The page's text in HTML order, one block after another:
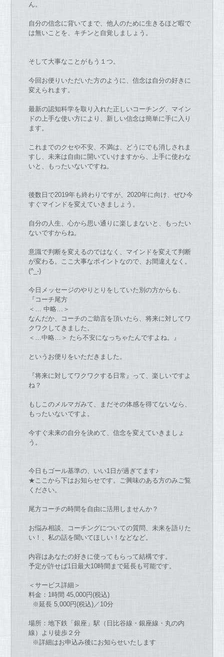
ん。
自分の信念に背いてま で、 他人のために生きるほど暇で
は無いことを、 キチンと自覚しましょう。
そして大事なこと がもう１つ。
今回 お便りいた だいた方のように、 信念は自分の好きに
変えられます。
最新の認知科学を取り入れた正しいコーチ ング、 マイン
ドの上手な使い方により、 新しい信念は簡単に手に入り
ます。
これま でのクセや不安、不満は、どうにでも消しされま
すし、 未来は自由に開いていけますから、上手に使わな
いと、
もっ たいないですね。
後数日 で2019年も終わり ですが、2020年に向け、 ぜひ今
すぐマインドを変えていきましょう。
自分の人生、心から思い通りに楽しま ないと、 もっ た い
ないですからね。
意識で判断を変えるのではな く、マインドを変えて判断
が変わる。 ここ大事なポイント なので、 お間違え な く。
(^_-)
今日メッセージのやりとりをしていた別 の方からも、
『 コーチ尾方
＜… 中略…＞
なんだか、 コーチのご助言を頂いた ら、 将来に対してワ
クワクしてきまし た。
＜…中略…＞ た ら不安にな っちゃたんですよね。』
という お便りをいただきまし た 。
『将来に対してワクワクする日常』って、楽しいですよ
ね？
もしこ のメルマガみて、まだその体感を得てないな ら、
もっ た いないですよ。
今すぐ未来の自分を決めて、信念を変えていきましょ
う。
今日もゴール基準の、いい1日 が過ぎてます♪
★ここから下はお知らせです。ご興味のある方のみご覧
ください。
尾方コーチの時間を自由に活用しませんか？
お悩み相談、 コーチ ングについての質問、未来を語り た
い！、 私の話を聞いてほしい！ な どな ど。
内容はあなたの好きに使ってもらって結構です。
予定が許せば1日最大10時間ま で延長も可能です。
＜サービス詳細＞
料金：1時間 45,000円(税込)
※延長 5,000円(税込)／10分
場所：地下鉄「銀座」駅（日比谷線・銀座線・丸の内
線） より徒歩２分
※詳細はお申込み後にお知らせいた します